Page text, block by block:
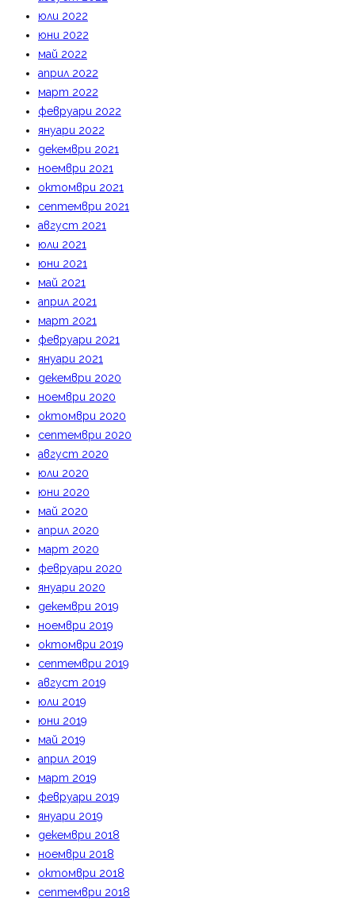
юли 2022
юни 2022
май 2022
април 2022
март 2022
февруари 2022
януари 2022
декември 2021
ноември 2021
октомври 2021
септември 2021
август 2021
юли 2021
юни 2021
май 2021
април 2021
март 2021
февруари 2021
януари 2021
декември 2020
ноември 2020
октомври 2020
септември 2020
август 2020
юли 2020
юни 2020
май 2020
април 2020
март 2020
февруари 2020
януари 2020
декември 2019
ноември 2019
октомври 2019
септември 2019
август 2019
юли 2019
юни 2019
май 2019
април 2019
март 2019
февруари 2019
януари 2019
декември 2018
ноември 2018
октомври 2018
септември 2018